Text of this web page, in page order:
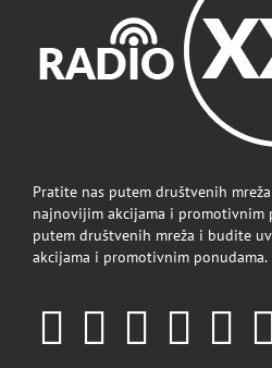
Pratite nas putem društvenih
najnovijim akcijama i promotivnim
putem društvenih mreža i budite
akcijama i promotivnim ponudama.